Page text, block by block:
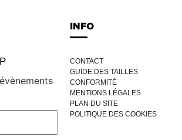
INFO
CONTACT
GUIDE DES TAILLES
CONFORMITÉ
MENTIONS LÉGALES
PLAN DU SITE
POLITIQUE DES COOKIES